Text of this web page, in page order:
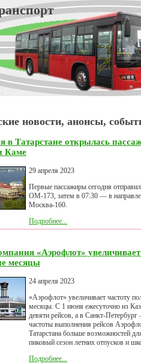
новости, анонсы,
в Татарстане открылась
Каме
29 апреля 2023
Первые пассажиры сегодня
ОМ-173, затем в 07:30 — в
Москва-160.
Подробнее...
«Аэрофлот»
месяцы
24 апреля 2023
«Аэрофлот» увеличивает частоту
месяцы. С 1 июня ежесуточно из
девяти рейсов, а в Санкт-
частоты выполнения рейсов
Татарстана больше возможностей
пиковый сезон летних отпусков и
Подробнее...